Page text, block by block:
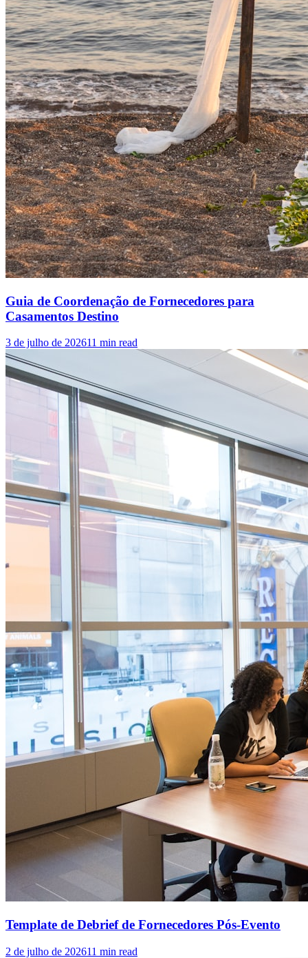
Guia de Coordenação de Fornecedores para
Casamentos Destino
3 de julho de 202611 min read
Template de Debrief de Fornecedores Pós-Evento
2 de julho de 202611 min read